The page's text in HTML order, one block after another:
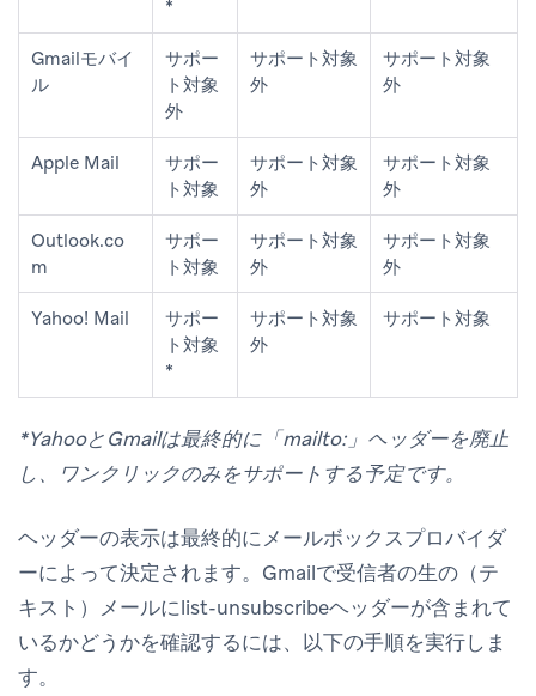
*
Gmailモバイ
ル
サポー
ト対象
外
サポート対象
外
サポート対象
外
Apple Mail
サポー
ト対象
サポート対象
外
サポート対象
外
Outlook.co
m
サポー
ト対象
サポート対象
外
サポート対象
外
Yahoo! Mail
サポー
ト対象
*
サポート対象
外
サポート対象
*YahooとGmailは最終的に「mailto:」ヘッダーを廃止
し、ワンクリックのみをサポートする予定です。
ヘッダーの表示は最終的にメールボックスプロバイダ
ーによって決定されます。Gmailで受信者の生の（テ
キスト）メールにlist-unsubscribeヘッダーが含まれて
いるかどうかを確認するには、以下の手順を実行しま
す。